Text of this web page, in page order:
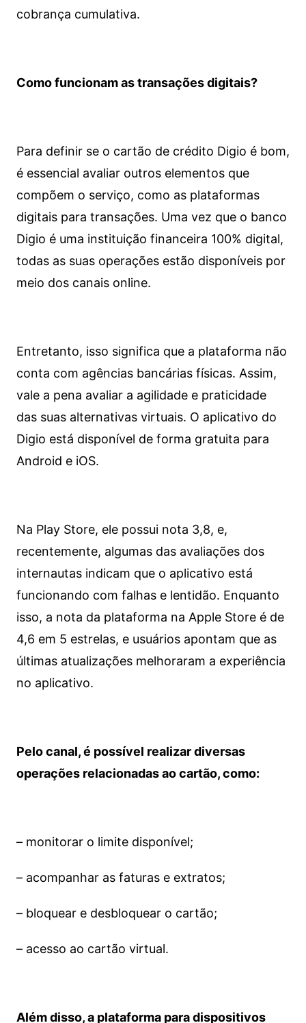
cobrança cumulativa.
Como funcionam as transações digitais?
Para definir se o cartão de crédito Digio é bom,
é essencial avaliar outros elementos que
compõem o serviço, como as plataformas
digitais para transações. Uma vez que o banco
Digio é uma instituição financeira 100% digital,
todas as suas operações estão disponíveis por
meio dos canais online.
Entretanto, isso significa que a plataforma não
conta com agências bancárias físicas. Assim,
vale a pena avaliar a agilidade e praticidade
das suas alternativas virtuais. O aplicativo do
Digio está disponível de forma gratuita para
Android e iOS.
Na Play Store, ele possui nota 3,8, e,
recentemente, algumas das avaliações dos
internautas indicam que o aplicativo está
funcionando com falhas e lentidão. Enquanto
isso, a nota da plataforma na Apple Store é de
4,6 em 5 estrelas, e usuários apontam que as
últimas atualizações melhoraram a experiência
no aplicativo.
Pelo canal, é possível realizar diversas
operações relacionadas ao cartão, como:
– monitorar o limite disponível;
– acompanhar as faturas e extratos;
– bloquear e desbloquear o cartão;
– acesso ao cartão virtual.
Além disso, a plataforma para dispositivos